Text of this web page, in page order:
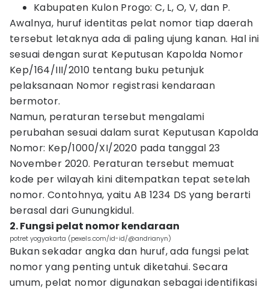
Kabupaten Kulon Progo: C, L, O, V, dan P.
Awalnya, huruf identitas pelat nomor tiap daerah
tersebut letaknya ada di paling ujung kanan. Hal ini
sesuai dengan surat Keputusan Kapolda Nomor
Kep/164/III/2010 tentang buku petunjuk
pelaksanaan Nomor registrasi kendaraan
bermotor.
Namun, peraturan tersebut mengalami
perubahan sesuai dalam surat Keputusan Kapolda
Nomor: Kep/1000/XI/2020 pada tanggal 23
November 2020. Peraturan tersebut memuat
kode per wilayah kini ditempatkan tepat setelah
nomor. Contohnya, yaitu AB 1234 DS yang berarti
berasal dari Gunungkidul.
2. Fungsi pelat nomor kendaraan
potret yogyakarta (pexels.com/id-id/@andrianyn)
Bukan sekadar angka dan huruf, ada fungsi pelat
nomor yang penting untuk diketahui. Secara
umum, pelat nomor digunakan sebagai identifikasi